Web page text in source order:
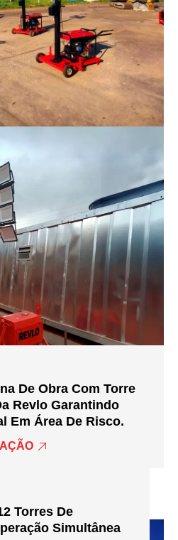
De Obra Com Torre
Revlo Garantindo
Em Área De Risco.
Torres De
Simultânea